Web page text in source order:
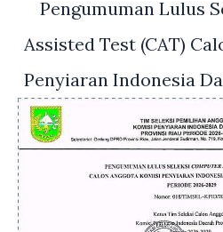
Pengumuman Lulus
Assisted Test (CAT)
Penyiaran Indonesia